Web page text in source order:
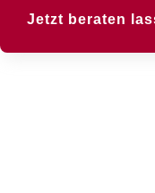
Jetzt beraten